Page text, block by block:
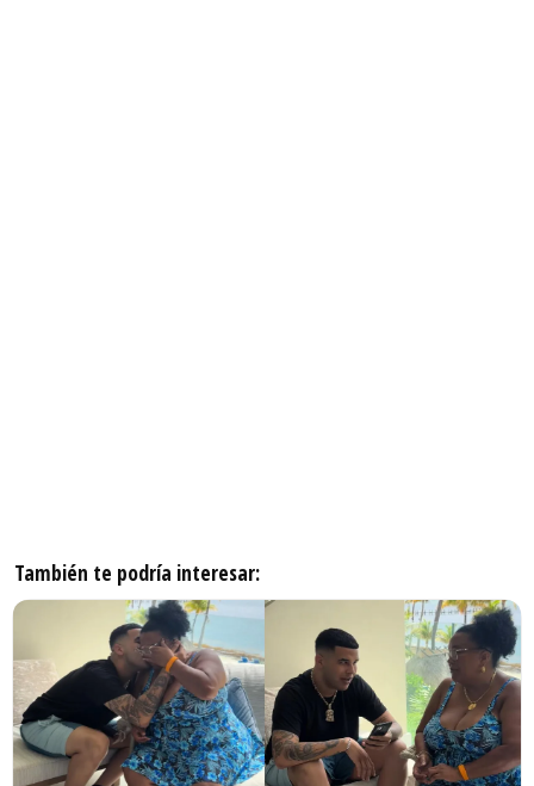
También te podría interesar: